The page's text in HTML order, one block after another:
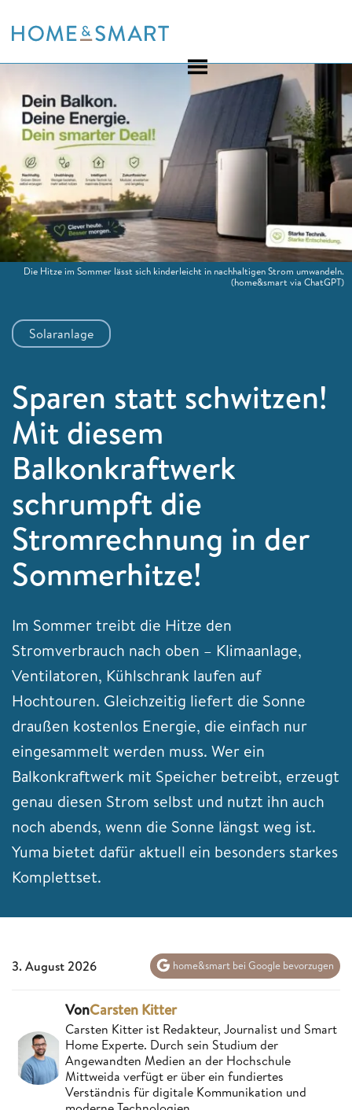
to
Solaranlage
Sparen statt schwitzen!
Mit diesem
Balkonkraftwerk
schrumpft die
Stromrechnung in der
Sommerhitze!
Im Sommer treibt die Hitze den
Stromverbrauch nach oben – Klimaanlage,
Ventilatoren, Kühlschrank laufen auf
Hochtouren. Gleichzeitig liefert die Sonne
draußen kostenlos Energie, die einfach nur
eingesammelt werden muss. Wer ein
Balkonkraftwerk mit Speicher betreibt, erzeugt
genau diesen Strom selbst und nutzt ihn auch
noch abends, wenn die Sonne längst weg ist.
Yuma bietet dafür aktuell ein besonders starkes
Komplettset.
Die Hitze im Sommer lässt sich kinderleicht in nachhaltigen Strom umwandeln.
(home&smart via ChatGPT)
3. August 2026 home&smart bei Google bevorzugen
VonCarsten Kitter
Carsten Kitter ist Redakteur, Journalist und Smart
Home Experte. Durch sein Studium der
Angewandten Medien an der Hochschule
Mittweida verfügt er über ein fundiertes
Verständnis für digitale Kommunikation und